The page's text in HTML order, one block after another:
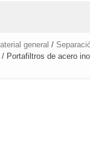
general /
/ Portafiltros de acero